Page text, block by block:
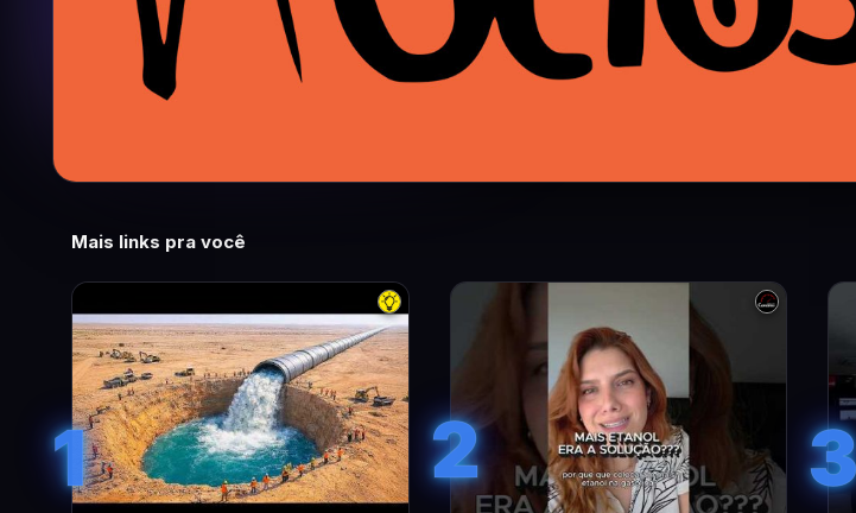
Mais links pra você
1 2 3